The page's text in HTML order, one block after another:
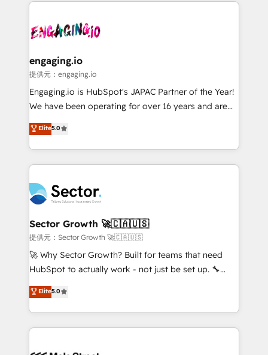
advanced optimization & adoption 📍 São Paulo, BR
• Des Moines, IA • New York, NY
operacional de receita conectando equipes
Também somos distribuidores oficiais da HubSpot
e de mais de 150 softwares globais permitindo
contratar e pagar a HubSpot em reais com nota
fiscal no Brasil e gerar economia de até 50% na
Oferecemos ainda agentes de IA especializados em
HubSpot que automatizam tarefas executam rotinas
empresas em 13 países utilizam a Nexforce. Somos
a maior parceira da HubSpot na América Latina e
líder no ranking global de sucesso do cliente da
HubSpot.
engaging.io
提供元：engaging.io
Engaging.io is HubSpot's JAPAC Partner of the Year!
We have been operating for over 16 years and are
one of HubSpot's most experienced and technically
capable Agency Partners globally. We specialise in
complex CRM migrations, implementations,
integrations, custom CMS portal development,
businesses. Our teams are based in North America
and APAC. We are HubSpot's top-ranked Advanced
Implementation Certified Partner and we contribute
to their advisory council. We strive to do 'good work
with good people' and have worked with incredible
brands. You can see some of them on our website,
Elite5.0
Sector Growth 🚀🇨🇦🇺🇸
提供元：Sector Growth 🚀🇨🇦🇺🇸
🚀 Why Sector Growth? Built for teams that need
HubSpot to actually work - not just be set up. 🔧
HubSpot Experts: Onboarding, migrations,
automation, and training built for adoption. ⚡ Highly
Technical Execution: ERP, EMR and Custom
Integrations; complex builds delivered in weeks, not
Elite5.0